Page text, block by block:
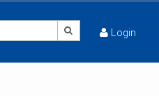
Login